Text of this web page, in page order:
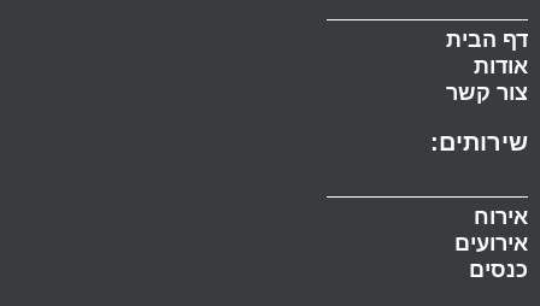
דף הבית
אודות
צור קשר
שירותים:
אירוח
אירועים
כנסים